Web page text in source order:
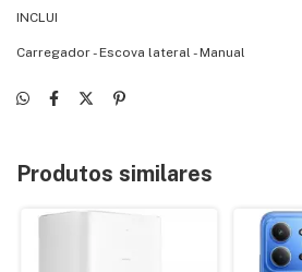
INCLUI
Carregador - Escova lateral - Manual
Produtos similares